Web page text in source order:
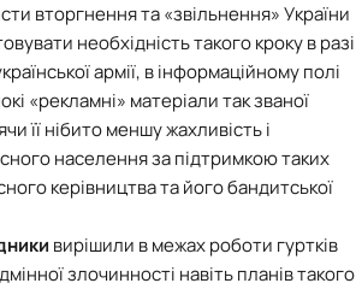
вторгнення та «звільнення» України
необхідність такого кроку в разі
армії, в інформаційному полі
«рекламні» матеріали так званої
її нібито меншу жахливість і
населення за підтримкою таких
керівництва та його бандитської
вирішили в межах роботи гуртків
злочинності навіть планів такого